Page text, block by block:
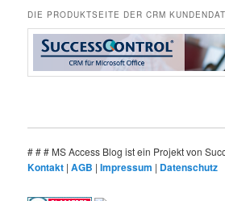
DIE PRODUKTSEITE DER CRM
# # # MS Access Blog ist ein Projekt von
Kontakt |AGB |Impressum | Datenschutz